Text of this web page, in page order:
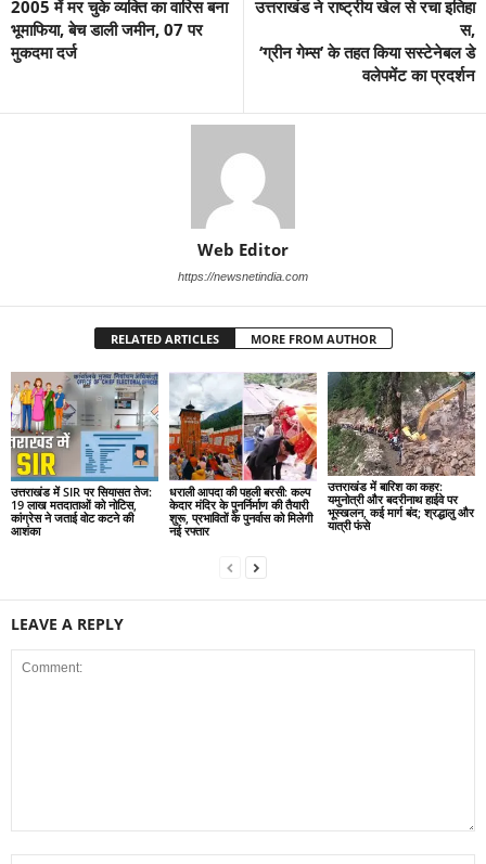
2005 में मर चुके व्यक्ति का वारिस बना
भूमाफिया, बेच डाली जमीन, 07 पर
मुकदमा दर्ज
उत्तराखंड ने राष्ट्रीय खेल से रचा इतिहा
स,
‘ग्रीन गेम्स’ के तहत किया सस्टेनेबल डे
वलेपमेंट का प्रदर्शन
Web Editor
https://newsnetindia.com
RELATED ARTICLES MORE FROM AUTHOR
उत्तराखंड में SIR पर सियासत तेज:
19 लाख मतदाताओं को नोटिस,
कांग्रेस ने जताई वोट कटने की
आशंका
धराली आपदा की पहली बरसी: कल्प
केदार मंदिर के पुनर्निर्माण की तैयारी
शुरू, प्रभावितों के पुनर्वास को मिलेगी
नई रफ्तार
उत्तराखंड में बारिश का कहर:
यमुनोत्री और बदरीनाथ हाईवे पर
भूस्खलन, कई मार्ग बंद; श्रद्धालु और
यात्री फंसे
LEAVE A REPLY